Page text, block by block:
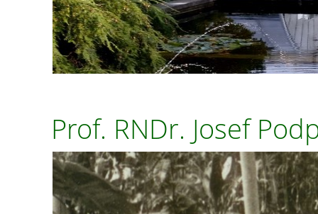
Prof. RNDr. Josef